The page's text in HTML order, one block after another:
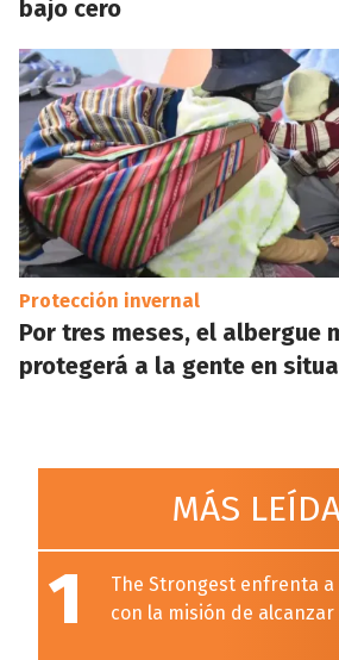
bajo cero
Protección invernal
Por tres meses, el albergue
protegerá a la gente en
MÁS
1
The Strongest enfrenta
con la misión de alcanzar